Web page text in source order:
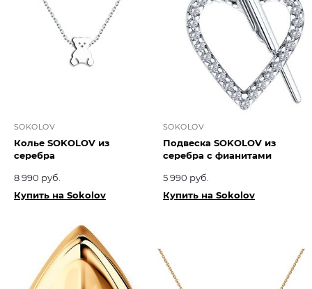
SOKOLOV
Колье SOKOLOV из
серебра
8 990 руб.
Купить на Sokolov
SOKOLOV
Подвеска SOKOLOV из
серебра с фианитами
5 990 руб.
Купить на Sokolov